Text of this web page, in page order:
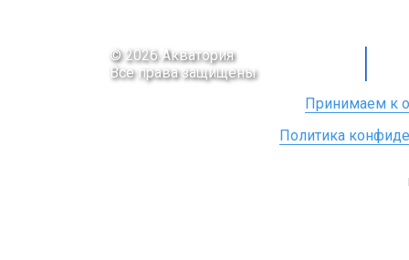
© 2026 Акватория
Все права защищены
Принимаем к
Политика